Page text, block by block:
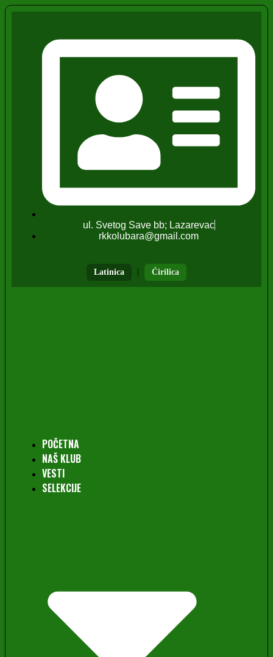
ul. Svetog Save bb; Lazarevac
rkkolubara@gmail.com
Latinica | Ćirilica
POČETNA
NAŠ KLUB
VESTI
SELEKCIJE